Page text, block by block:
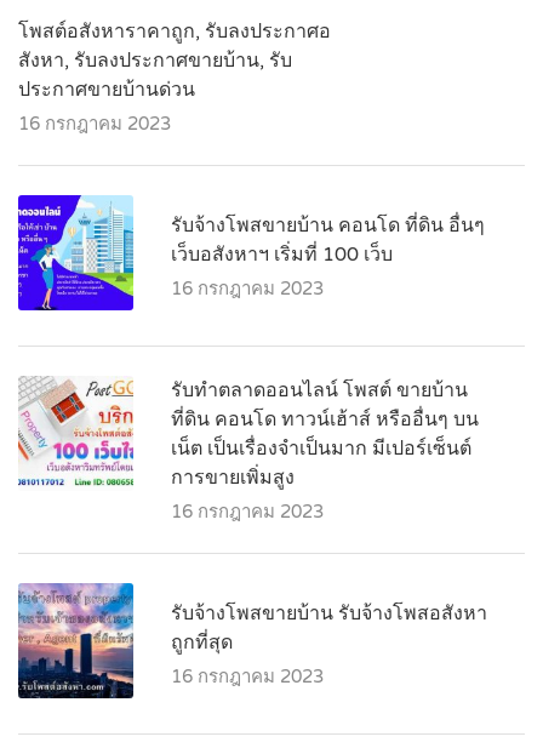
โพสต์อสังหาราคาถูก, รับลงประกาศอ
สังหา, รับลงประกาศขายบ้าน, รับ
ประกาศขายบ้านด่วน
16 กรกฎาคม 2023
รับจ้างโพสขายบ้าน คอนโด ที่ดิน อื่นๆ
เว็บอสังหาฯ เริ่มที่ 100 เว็บ
16 กรกฎาคม 2023
รับทำตลาดออนไลน์ โพสต์ ขายบ้าน
ที่ดิน คอนโด ทาวน์เฮ้าส์ หรืออื่นๆ บน
เน็ต เป็นเรื่องจำเป็นมาก มีเปอร์เซ็นต์
การขายเพิ่มสูง
16 กรกฎาคม 2023
รับจ้างโพสขายบ้าน รับจ้างโพสอสังหา
ถูกที่สุด
16 กรกฎาคม 2023